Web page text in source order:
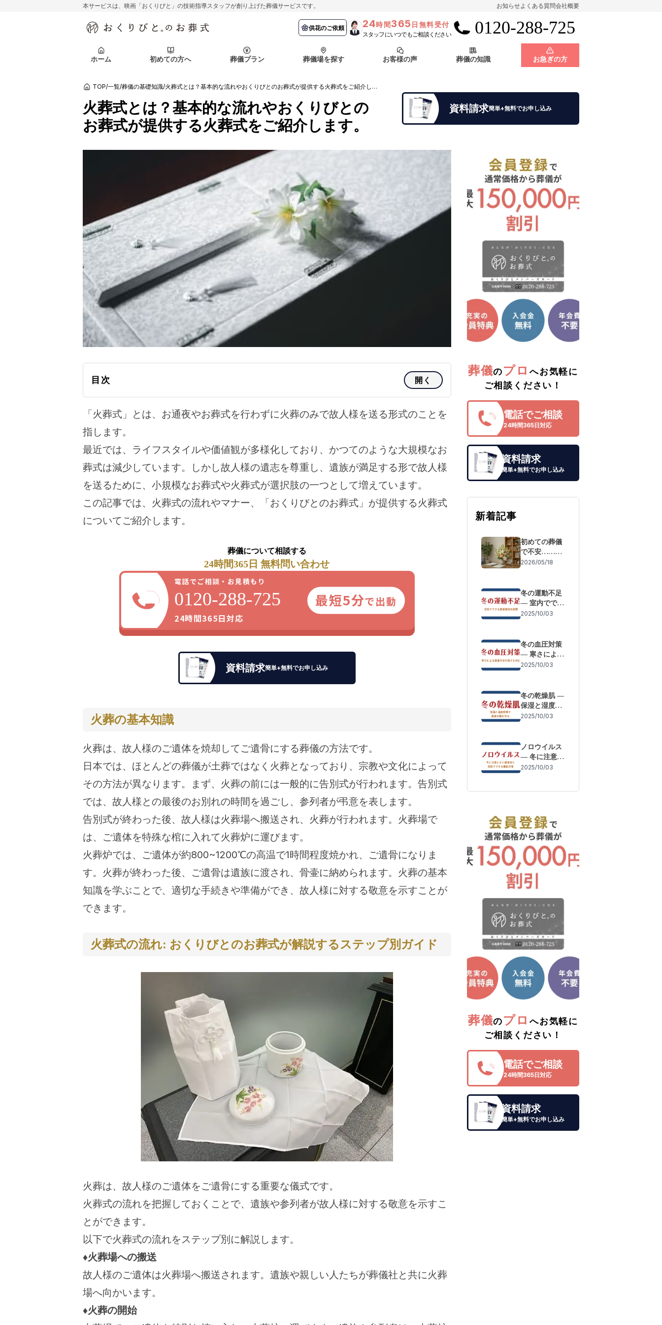
本サービスは、映画「おくりびと」の技術指導スタッフが創り上げた葬儀サービスです。 お知らせよくある質問会社概要
供花のご依頼 24時間365 日無料受付
スタッフにいつでもご相談ください 0120-288-725
ホーム 初めての方へ
葬儀の流れ 会員制度
アフターサポート
葬儀プラン 葬儀場を探す
千葉県 神奈川県
北海道エリア 札幌市 函館市
お客様の声
よくある質問
葬儀の知識 お急ぎの方
初めての方へ 初めての方へ 納棺の儀とは？ 葬儀の流れ 会員制度
会社を知る スタッフ一覧 採用情報
関東エリア 東京都 埼玉県 千葉県 神奈川県
北海道エリア 札幌市
お客様の声 ご葬儀事例 お客様の声 よくある質問
葬儀の知識 葬儀の知識 供花のご依頼
TOP/一覧/葬儀の基礎知識/ 火葬式とは？基本的な流れやおくりびとのお葬式が提供する火葬式をご紹介します。
火葬式とは？基本的な流れやおくりびとの
お葬式が提供する火葬式をご紹介します。
資料請求簡単+無料でお申し込み
目次 開く
「火葬式」とは、お通夜やお葬式を行わずに火葬のみで故人様を送る形式のことを
指します。
最近では、ライフスタイルや価値観が多様化しており、かつてのような大規模なお
葬式は減少しています。しかし故人様の遺志を尊重し、遺族が満足する形で故人様
を送るために、小規模なお葬式や火葬式が選択肢の一つとして増えています。
この記事では、火葬式の流れやマナー、「おくりびとのお葬式」が提供する火葬式
についてご紹介します。
葬儀について相談する
24時間365日 無料問い合わせ
電話でご相談・お見積もり
0120-288-725
24時間365日対応
最短5分で出動
資料請求簡単+無料でお申し込み
火葬の基本知識
火葬は、故人様のご遺体を焼却してご遺骨にする葬儀の方法です。
日本では、ほとんどの葬儀が土葬ではなく火葬となっており、宗教や文化によって
その方法が異なります。まず、火葬の前には一般的に告別式が行われます。告別式
では、故人様との最後のお別れの時間を過ごし、参列者が弔意を表します。
告別式が終わった後、故人様は火葬場へ搬送され、火葬が行われます。火葬場で
は、ご遺体を特殊な棺に入れて火葬炉に運びます。
火葬炉では、ご遺体が約800~1200℃の高温で1時間程度焼かれ、ご遺骨になりま
す。火葬が終わった後、ご遺骨は遺族に渡され、骨壷に納められます。火葬の基本
知識を学ぶことで、適切な手続きや準備ができ、故人様に対する敬意を示すことが
できます。
火葬式の流れ: おくりびとのお葬式が解説するステップ別ガイド
火葬は、故人様のご遺体をご遺骨にする重要な儀式です。
火葬式の流れを把握しておくことで、遺族や参列者が故人様に対する敬意を示すこ
とができます。
以下で火葬式の流れをステップ別に解説します。
♦火葬場への搬送
故人様のご遺体は火葬場へ搬送されます。遺族や親しい人たちが葬儀社と共に火葬
場へ向かいます。
♦火葬の開始
葬儀のプロ へお気軽に
ご相談ください！
電話でご相談
24時間365日対応
資料請求
簡単+無料でお申し込み
新着記事
初めての葬儀
で不安……も
しもの際の流
前準備」
2026/05/18
冬の運動不足
― 室内ででき
る健康維持の
2025/10/03
冬の血圧対策
― 寒さによる
体調変化を防
2025/10/03
冬の乾燥肌 ―
保湿と湿度管
理で健康な肌
2025/10/03
ノロウイルス
― 冬に注意し
たい感染症と
2025/10/03
葬儀のプロ へお気軽に
ご相談ください！
電話でご相談
24時間365日対応
資料請求
簡単+無料でお申し込み